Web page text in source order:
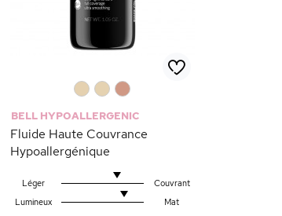
BELL HYPOALLERGENIC
Fluide Haute Couvrance
Hypoallergénique
Léger
Couvrant
Lumineux
Mat